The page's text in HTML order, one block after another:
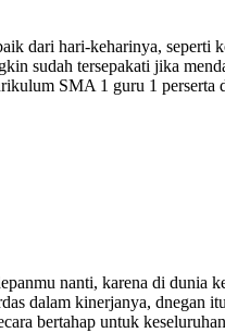
dari hari-keharinya,
sudah tersepakati jika
SMA 1 guru 1 perserta
nanti, karena di
dalam kinerjanya,
bertahap untuk